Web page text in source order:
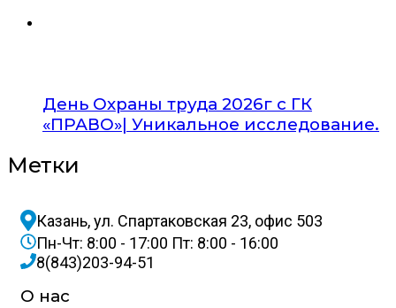
День Охраны труда 2026г с ГК
«ПРАВО»| Уникальное исследование.
Метки
Казань, ул. Спартаковская 23, офис 503
Пн-Чт: 8:00 - 17:00 Пт: 8:00 - 16:00
8(843)203-94-51
О нас